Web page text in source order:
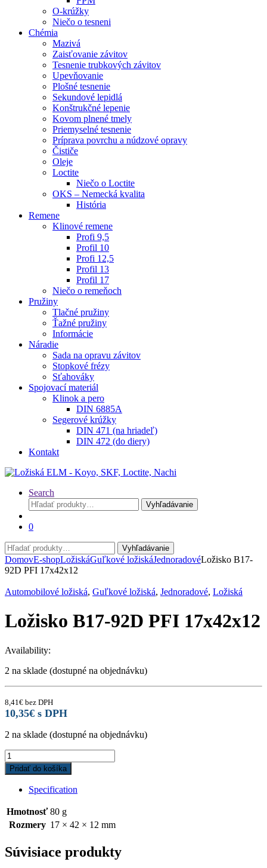
O-krúžky
Niečo o tesneni
Chémia
Mazivá
Zaisťovanie závitov
Tesnenie trubkových závitov
Upevňovanie
Plošné tesnenie
Sekundové lepidlá
Konštrukčné lepenie
Kovom plnené tmely
Priemyselné tesnenie
Príprava povrchu a núdzové opravy
Čističe
Oleje
Loctite
Niečo o Loctite
OKS – Nemecká kvalita
História
Remene
Klinové remene
Profi 9,5
Profil 10
Profi 12,5
Profil 13
Profil 17
Niečo o remeňoch
Pružiny
Tlačné pružiny
Ťažné pružiny
Informácie
Náradie
Sada na opravu závitov
Stopkové frézy
Sťahováky
Spojovací materiál
Klinok a pero
DIN 6885A
Segerové krúžky
DIN 471 (na hriadeľ)
DIN 472 (do diery)
Kontakt
Search
Hľadať:
Vyhľadávanie
0
Hľadať:
Vyhľadávanie
DomovE-shopLožiskáGuľkové ložiskáJednoradovéLožisko B17-
92D PFI 17x42x12
Automobilové ložiská, Guľkové ložiská, Jednoradové, Ložiská
Ložisko B17-92D PFI 17x42x12
Availability:
2 na sklade (dostupné na objednávku)
8,41 € bez DPH
10,35€ s DPH
2 na sklade (dostupné na objednávku)
Ložisko
B17-
92D
17x42x12
quantity
Pridať do košíka
Specification
Hmotnosť 80 g
Rozmery 17 × 42 × 12 mm
Súvisiace produkty